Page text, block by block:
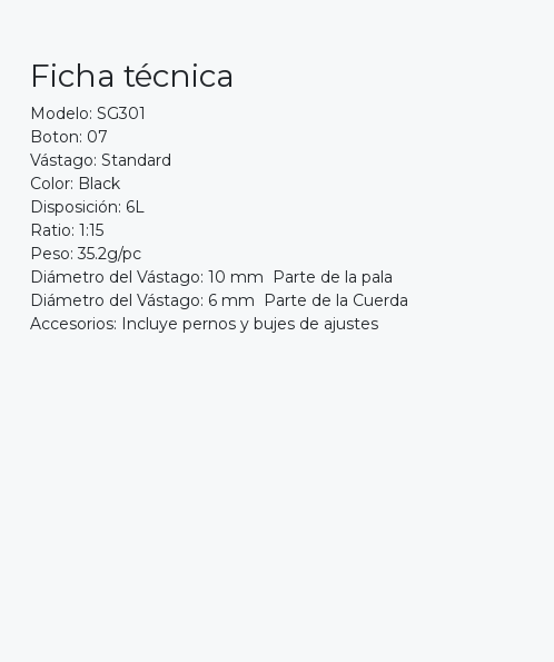
Ficha técnica
Modelo: SG301
Boton: 07
Vástago: Standard
Color: Black
Disposición: 6L
Ratio: 1:15
Peso: 35.2g/pc
Diámetro del Vástago: 10 mm Parte de la pala
Diámetro del Vástago: 6 mm Parte de la Cuerda
Accesorios: Incluye pernos y bujes de ajustes